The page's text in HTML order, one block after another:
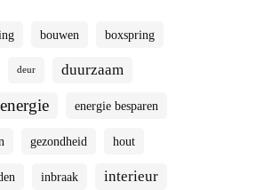
bouwen boxspring
deur duurzaam
energie energie besparen
gezondheid hout
inbraak interieur